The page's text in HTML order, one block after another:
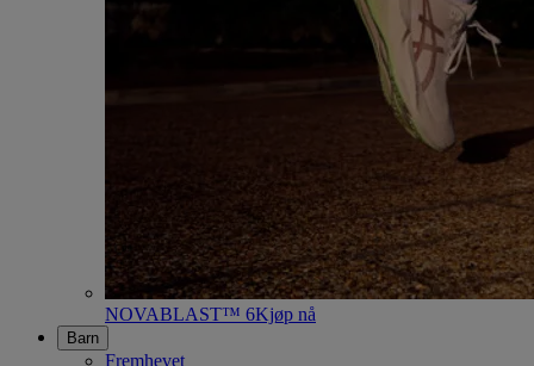
NOVABLAST™ 6Kjøp nå
Barn
Fremhevet